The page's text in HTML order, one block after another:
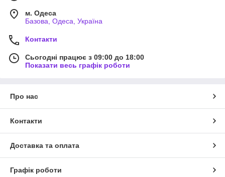
м. Одеса
Базова, Одеса, Україна
Контакти
Сьогодні працює з 09:00 до 18:00
Показати весь графік роботи
Про нас
Контакти
Доставка та оплата
Графік роботи